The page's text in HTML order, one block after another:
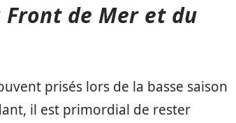
de Mer et du
prisés lors de la basse saison
il est primordial de rester